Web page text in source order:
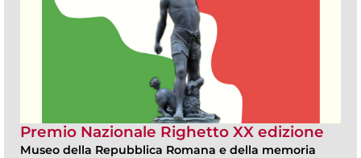
Premio Nazionale Righetto XX edizione
Museo della Repubblica Romana e della memoria